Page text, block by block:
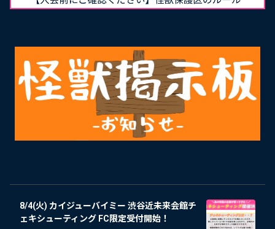
8/4(火) カイジューバイミー 渋谷近未来会館チ
ェキシューティング FC限定受付開始！